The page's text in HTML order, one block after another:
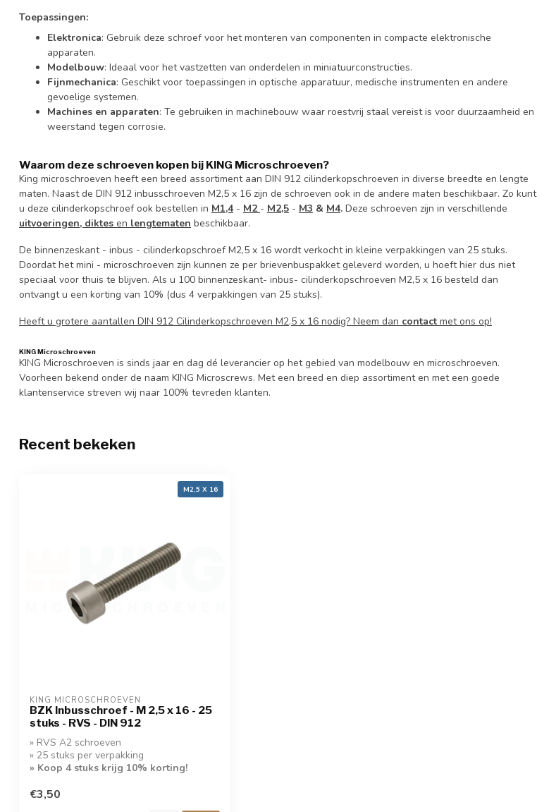
Toepassingen:
Elektronica: Gebruik deze schroef voor het monteren van componenten in compacte elektronische
apparaten.
Modelbouw: Ideaal voor het vastzetten van onderdelen in miniatuurconstructies.
Fijnmechanica: Geschikt voor toepassingen in optische apparatuur, medische instrumenten en andere
gevoelige systemen.
Machines en apparaten: Te gebruiken in machinebouw waar roestvrij staal vereist is voor duurzaamheid en
weerstand tegen corrosie.
Waarom deze schroeven kopen bij KING Microschroeven?
King microschroeven heeft een breed assortiment aan DIN 912 cilinderkopschroeven in diverse breedte en lengte
maten. Naast de DIN 912 inbusschroeven M2,5 x 16 zijn de schroeven ook in de andere maten beschikbaar. Zo kunt
u deze cilinderkopschroef ook bestellen in M1,4 - M2 - M2,5 - M3 & M4. Deze schroeven zijn in verschillende
uitvoeringen, diktes en lengtematen beschikbaar.
De binnenzeskant - inbus - cilinderkopschroef M2,5 x 16 wordt verkocht in kleine verpakkingen van 25 stuks.
Doordat het mini - microschroeven zijn kunnen ze per brievenbuspakket geleverd worden, u hoeft hier dus niet
speciaal voor thuis te blijven. Als u 100 binnenzeskant- inbus- cilinderkopschroeven M2,5 x 16 besteld dan
ontvangt u een korting van 10% (dus 4 verpakkingen van 25 stuks).
Heeft u grotere aantallen DIN 912 Cilinderkopschroeven M2,5 x 16 nodig? Neem dan contact met ons op!
KING Microschroeven
KING Microschroeven is sinds jaar en dag dé leverancier op het gebied van modelbouw en microschroeven.
Voorheen bekend onder de naam KING Microscrews. Met een breed en diep assortiment en met een goede
klantenservice streven wij naar 100% tevreden klanten.
Recent bekeken
M2,5 X 16
KING MICROSCHROEVEN
BZK Inbusschroef - M 2,5 x 16 - 25
stuks - RVS - DIN 912
» RVS A2 schroeven
» 25 stuks per verpakking
» Koop 4 stuks krijg 10% korting!
€3,50